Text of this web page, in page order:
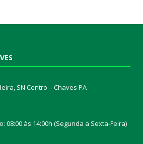
SN Centro – Chaves PA
08:00 às 14:00h (Segunda a Sexta-Feira)